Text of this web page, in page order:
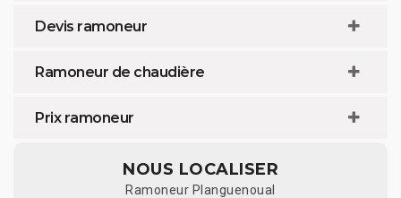
Devis ramoneur
Ramoneur de chaudière
Prix ramoneur
NOUS LOCALISER
Ramoneur Planguenoual